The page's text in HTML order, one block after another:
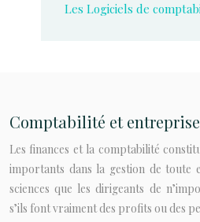
Les Logiciels de
Comptabilité et entreprise
Les finances et la comptabilité
importants dans la gestion de toute
sciences que les dirigeants de
s’ils font vraiment des profits ou des